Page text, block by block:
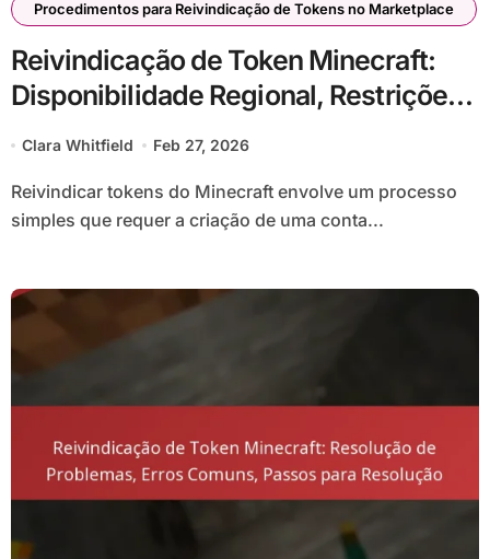
Procedimentos para Reivindicação de Tokens no Marketplace
Reivindicação de Token Minecraft:
Disponibilidade Regional, Restrições,
Resolução de Erros
Clara Whitfield Feb 27, 2026
Reivindicar tokens do Minecraft envolve um processo
simples que requer a criação de uma conta...